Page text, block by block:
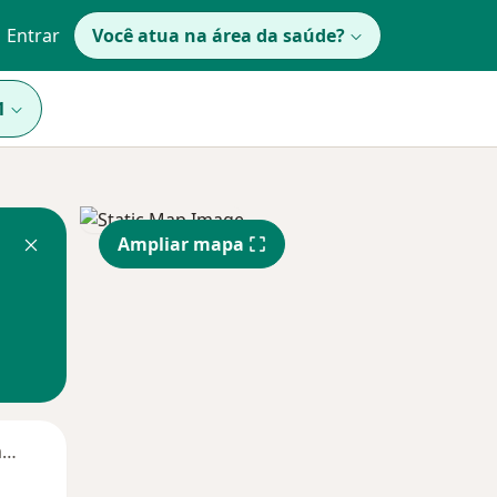
Entrar Você atua na área da saúde?
Segunda-feira
Ampliar mapa